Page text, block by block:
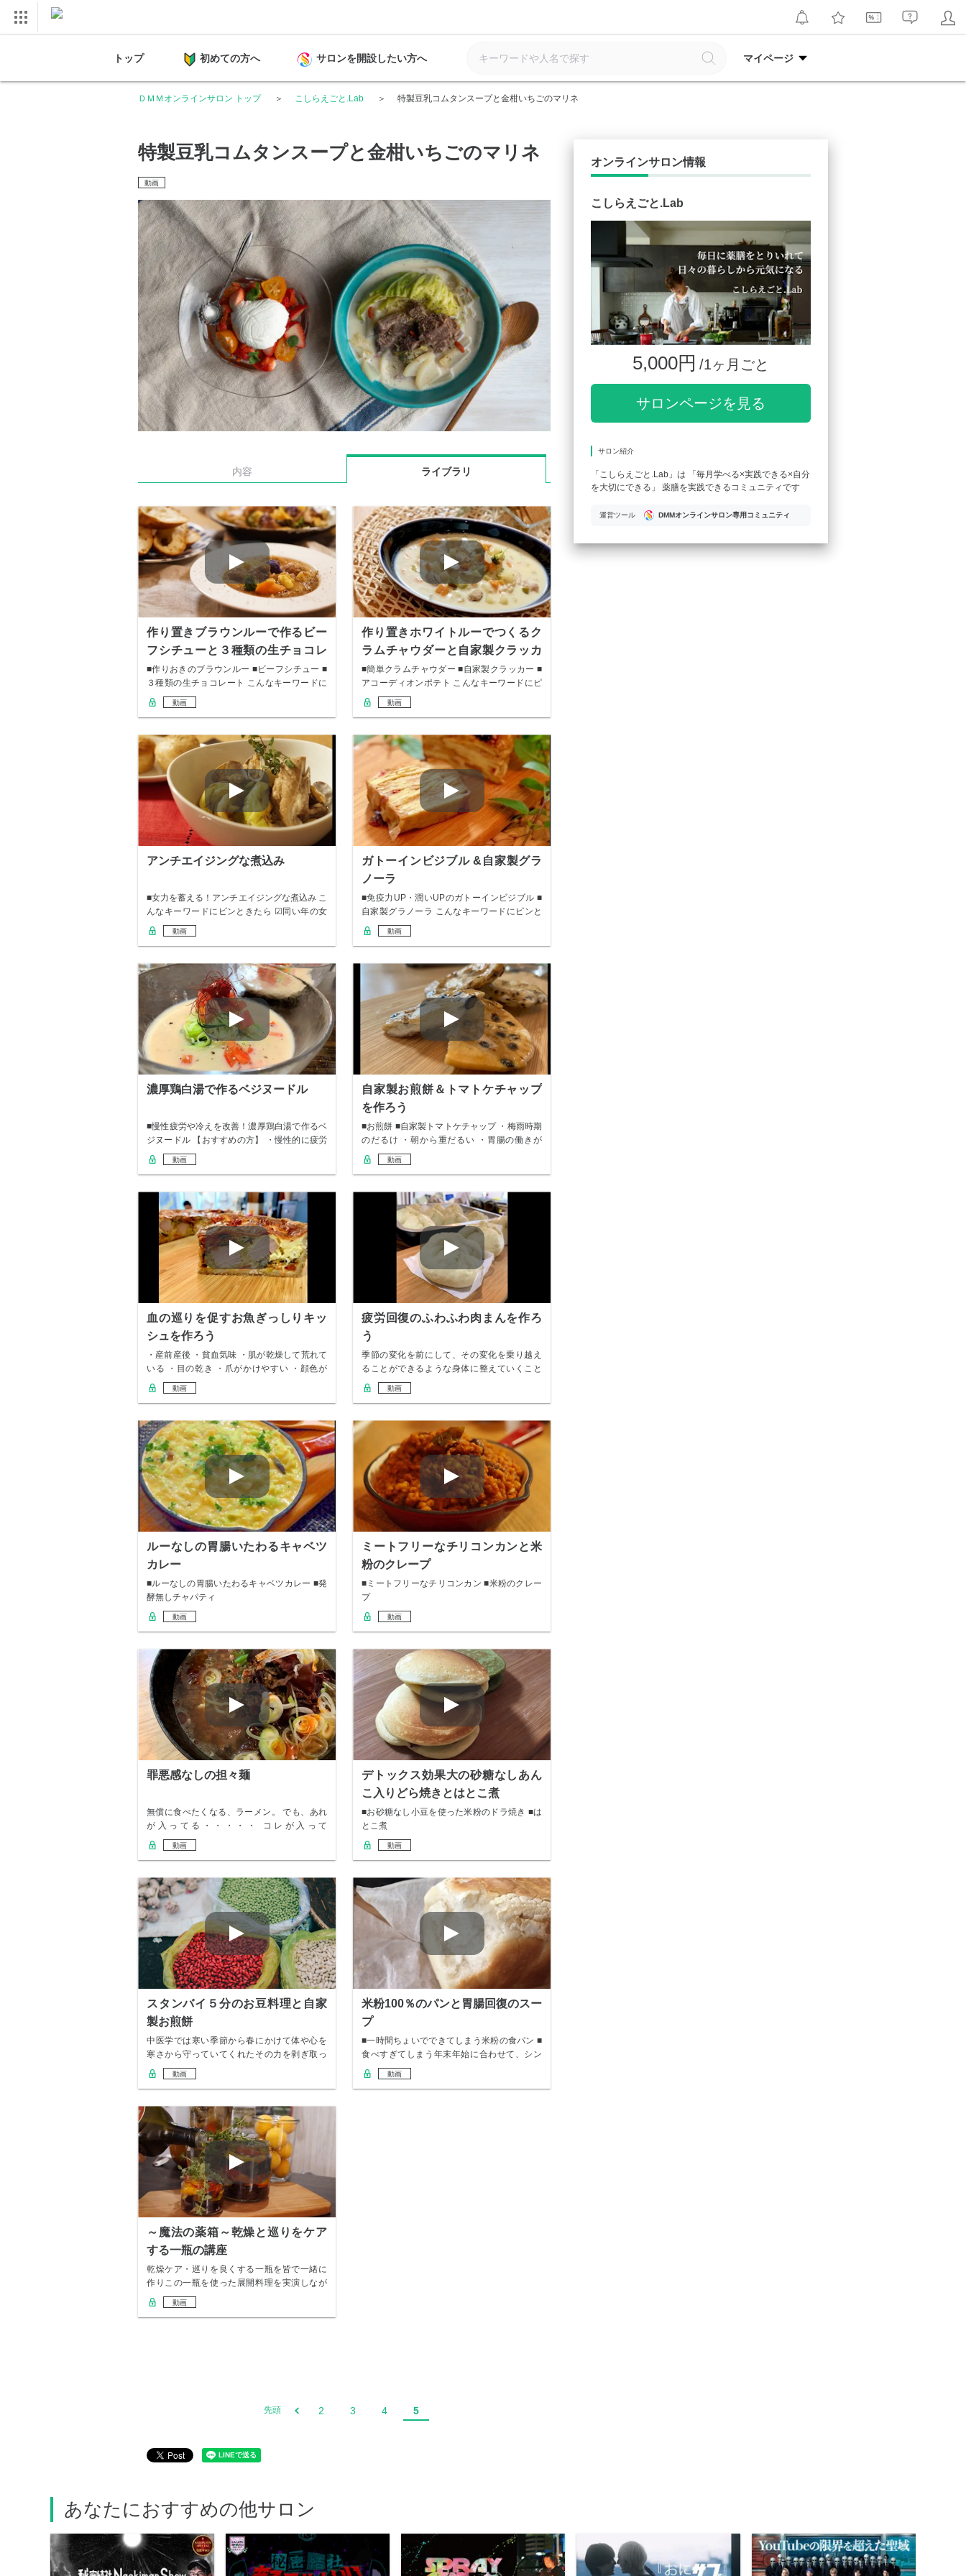
トップ 初めての方へ サロンを開設したい方へ マイページ
ＤＭＭオンラインサロン トップ こしらえごと.Lab 特製豆乳コムタンスープと金柑いちごのマリネ
特製豆乳コムタンスープと金柑いちごのマリネ
動画
内容 ライブラリ
作り置きブラウンルーで作るビー
フシチューと３種類の生チョコレ
ート
■作りおきのブラウンルー ■ビーフシチュー ■
３種類の生チョコレート こんなキーワードに
ピ…
動画
作り置きホワイトルーでつくるク
ラムチャウダーと自家製クラッカ
ー
■簡単クラムチャウダー ■自家製クラッカー ■
アコーディオンポテト こんなキーワードにピ
ン…
動画
アンチエイジングな煮込み
■女力を蓄える！アンチエイジングな煮込み こ
んなキーワードにピンときたら ☑同い年の女
性を…
動画
ガトーインビジブル &自家製グラ
ノーラ
■免疫力UP・潤いUPのガトーインビジブル ■
自家製グラノーラ こんなキーワードにピンと
き…
動画
濃厚鶏白湯で作るベジヌードル
■慢性疲労や冷えを改善！濃厚鶏白湯で作るベ
ジヌードル 【おすすめの方】 ・慢性的に疲労
感を…
動画
自家製お煎餅＆トマトケチャップ
を作ろう
■お煎餅 ■自家製トマトケチャップ ・梅雨時期
のだるけ ・朝から重だるい ・胃腸の働きが
弱…
動画
血の巡りを促すお魚ぎっしりキッ
シュを作ろう
・産前産後 ・貧血気味 ・肌が乾燥して荒れて
いる ・目の乾き ・爪がかけやすい ・顔色が
悪…
動画
疲労回復のふわふわ肉まんを作ろ
う
季節の変化を前にして、その変化を乗り越え
ることができるような身体に整えていくこと
は、薬膳の…
動画
ルーなしの胃腸いたわるキャベツ
カレー
■ルーなしの胃腸いたわるキャベツカレー ■発
酵無しチャパティ
動画
ミートフリーなチリコンカンと米
粉のクレープ
■ミートフリーなチリコンカン ■米粉のクレー
プ
動画
罪悪感なしの担々麺
無償に食べたくなる、ラーメン。 でも、あれ
が入ってる・・・・・ コレが入って
る・・・・・・…
動画
デトックス効果大の砂糖なしあん
こ入りどら焼きとはとこ煮
■お砂糖なし小豆を使った米粉のドラ焼き ■は
とこ煮
動画
スタンバイ５分のお豆料理と自家
製お煎餅
中医学では寒い季節から春にかけて体や心を
寒さから守っていてくれたその力を剥ぎ取っ
て新しく芽…
動画
米粉100％のパンと胃腸回復のスー
プ
■一時間ちょいでできてしまう米粉の食パン ■
食べすぎてしまう年末年始に合わせて、シン
プルな…
動画
～魔法の薬箱～乾燥と巡りをケア
する一瓶の講座
乾燥ケア・巡りを良くする一瓶を皆で一緒に
作りこの一瓶を使った展開料理を実演しなが
ら薬膳的な…
動画
先頭 2 3 4 5
オンラインサロン情報
こしらえごと.Lab
5,000円 /1ヶ月ごと
サロンページを見る
サロン紹介
「こしらえごと.Lab」は 「毎月学べる×実践できる×自分
を大切にできる」 薬膳を実践できるコミュニティです
運営ツール DMMオンラインサロン専用コミュニティ
あなたにおすすめの他サロン